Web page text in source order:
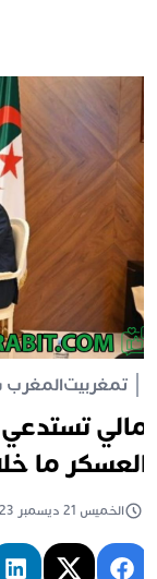
تمغربيتالمغرب
تستدعي
ما
الخميس 21 ديسمبر 2023 - 09:28